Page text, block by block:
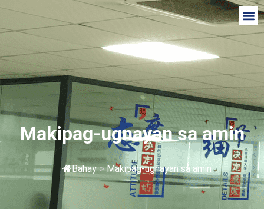
Makipag-ugnayan sa amin
Bahay > Makipag-ugnayan sa amin